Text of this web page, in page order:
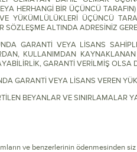
HERHANGİ BİR ÜÇÜNCÜ
YÜKÜMLÜLÜKLERİ ÜÇÜNCÜ
SÖZLEŞME ALTINDA ADRESİNİZ
GARANTİ VEYA LİSANS
KULLANIMDAN
GARANTİ VERİLMİŞ OLSA
GARANTİ VEYA LİSANS VEREN
BEYANLAR VE SINIRLAMALAR
ve benzerlerinin ödenmesinden